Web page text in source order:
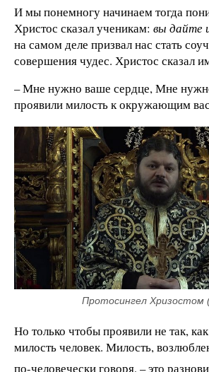
И мы понемногу начинаем тогда
Христос сказал ученикам: вы дайте
на самом деле призвал нас стать
совершения чудес. Христос сказал
– Мне нужно ваше сердце, Мне
проявили милость к окружающим
Протосингел Хризостом
Но только чтобы проявили не так,
милость человек. Милость,
по-человечески говоря, – это